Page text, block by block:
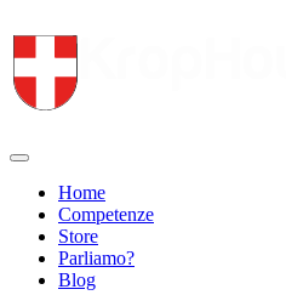
Home
Competenze
Store
Parliamo?
Blog